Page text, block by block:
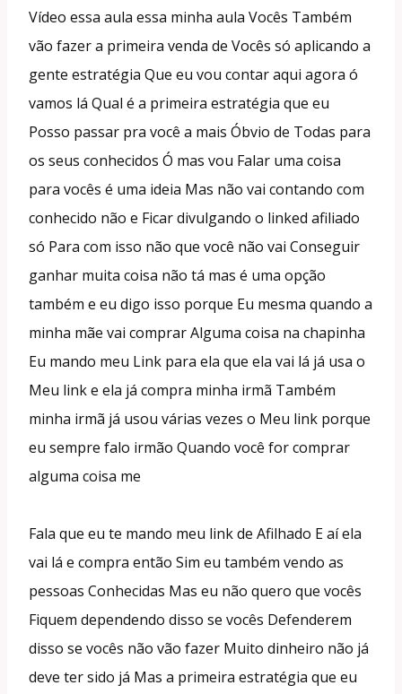
Vídeo essa aula essa minha aula Vocês Também
vão fazer a primeira venda de Vocês só aplicando a
gente estratégia Que eu vou contar aqui agora ó
vamos lá Qual é a primeira estratégia que eu
Posso passar pra você a mais Óbvio de Todas para
os seus conhecidos Ó mas vou Falar uma coisa
para vocês é uma ideia Mas não vai contando com
conhecido não e Ficar divulgando o linked afiliado
só Para com isso não que você não vai Conseguir
ganhar muita coisa não tá mas é uma opção
também e eu digo isso porque Eu mesma quando a
minha mãe vai comprar Alguma coisa na chapinha
Eu mando meu Link para ela que ela vai lá já usa o
Meu link e ela já compra minha irmã Também
minha irmã já usou várias vezes o Meu link porque
eu sempre falo irmão Quando você for comprar
alguma coisa me
Fala que eu te mando meu link de Afilhado E aí ela
vai lá e compra então Sim eu também vendo as
pessoas Conhecidas Mas eu não quero que vocês
Fiquem dependendo disso se vocês Defenderem
disso se vocês não vão fazer Muito dinheiro não já
deve ter sido já Mas a primeira estratégia que eu